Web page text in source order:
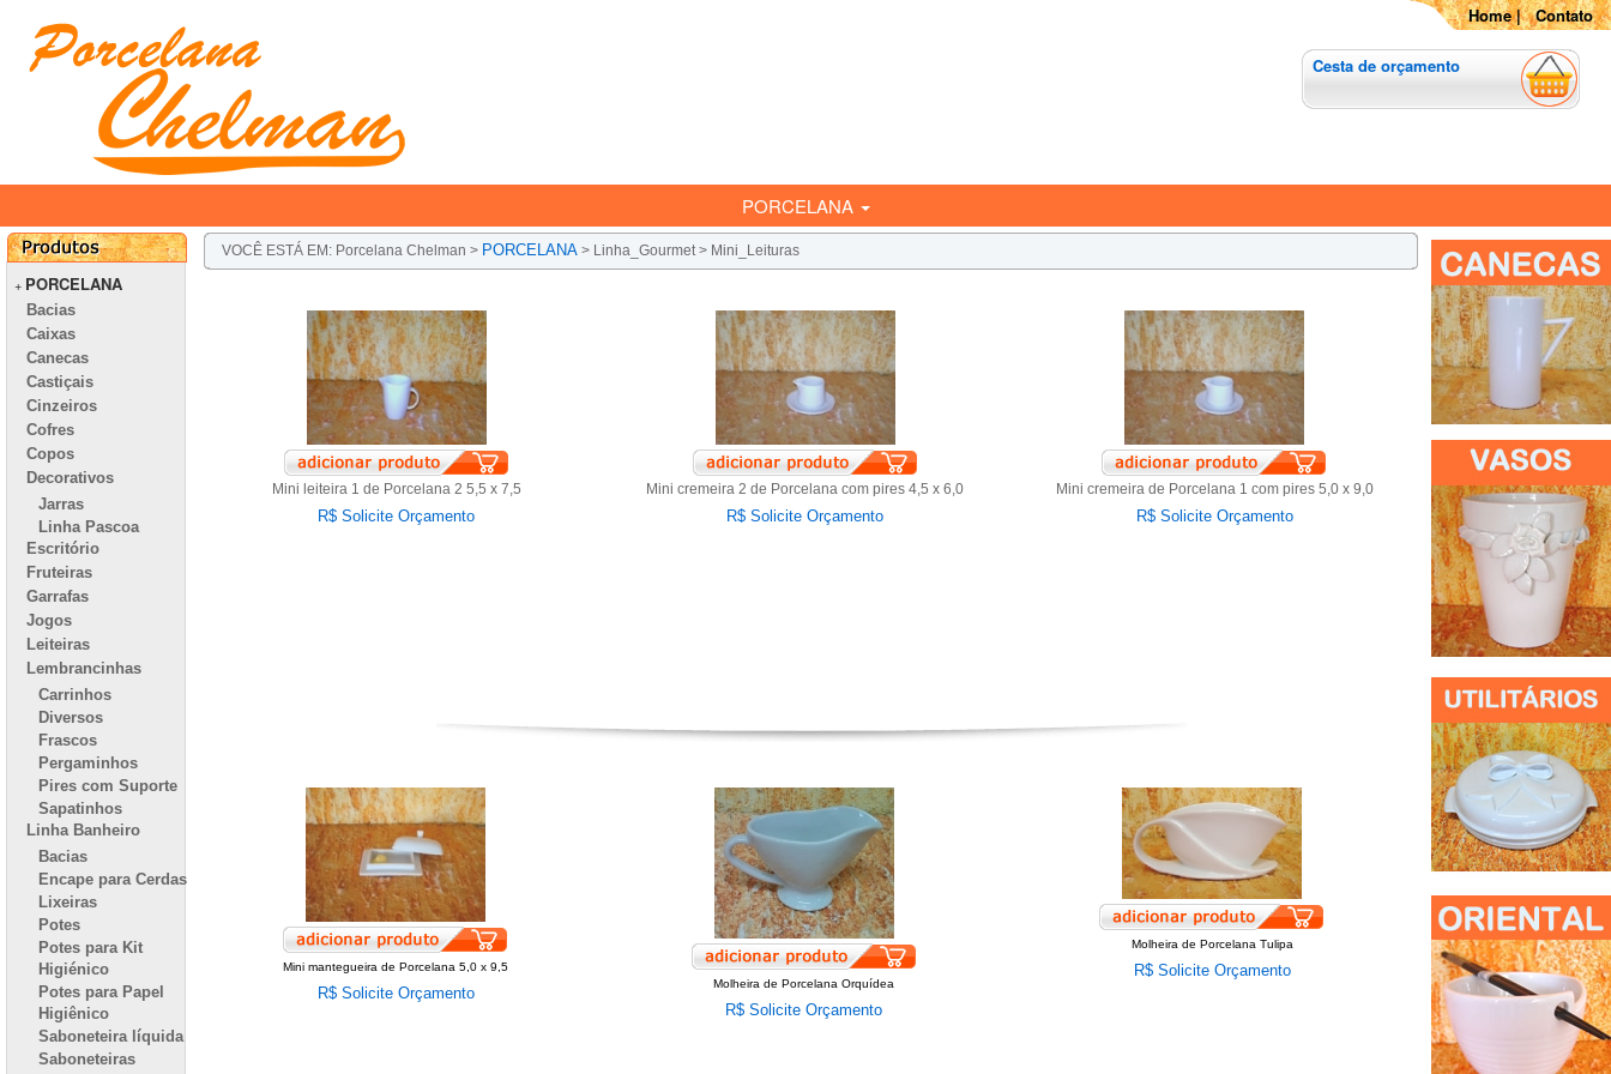
Home|Contato
Cesta de orçamento
PORCELANA
+ PORCELANA
Bacias
Caixas
Canecas
Castiçais
Cinzeiros
Cofres
Copos
Decorativos
Jarras
Linha Pascoa
Escritório
Fruteiras
Garrafas
Jogos
Leiteiras
Lembrancinhas
Carrinhos
Diversos
Frascos
Pergaminhos
Pires com Suporte
Sapatinhos
Linha Banheiro
Bacias
Encape para Cerdas
Lixeiras
Potes
Potes para Kit
Higiénico
Potes para Papel
Higiênico
Saboneteira líquida
Saboneteiras
VOCÊ ESTÁ EM: Porcelana Chelman > PORCELANA > Linha_Gourmet> Mini_Leituras
Mini leiteira 1 de Porcelana 2 5,5 x 7,5
R$ Solicite Orçamento
Mini cremeira 2 de Porcelana com pires 4,5 x 6,0
R$ Solicite Orçamento
Mini cremeira de Porcelana 1 com pires 5,0 x 9,0
R$ Solicite Orçamento
Mini mantegueira de Porcelana 5,0 x 9,5
R$ Solicite Orçamento
Molheira de Porcelana Orquídea
R$ Solicite Orçamento
Molheira de Porcelana Tulipa
R$ Solicite Orçamento